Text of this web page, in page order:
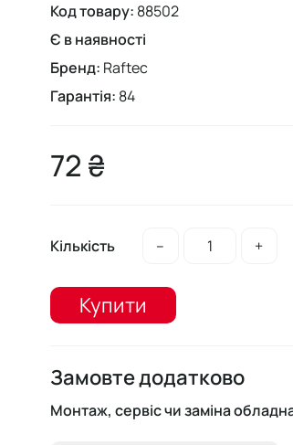
Код товару: 88502
Є в наявності
Бренд: Raftec
Гарантія: 84
72 ₴
Кількість – +
Купити
Замовте додатково
Монтаж, сервіс чи заміна